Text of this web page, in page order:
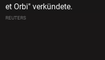
et Orbi" verkündete.
REUTERS